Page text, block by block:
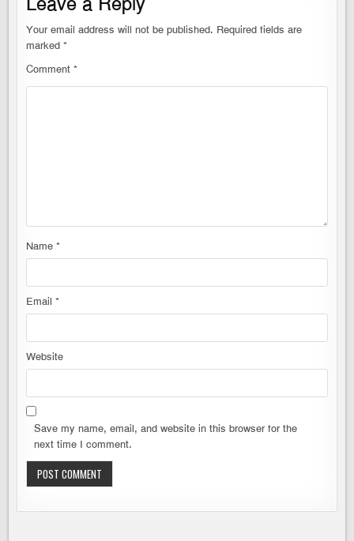
Your email address will not be published. Required fields are
marked*
Comment*
Name*
Email*
Website
Save my name, email, and website in this browser for the
next time I comment.